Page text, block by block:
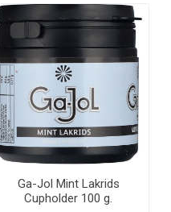
Ga-Jol Mint Lakrids
Cupholder 100 g.